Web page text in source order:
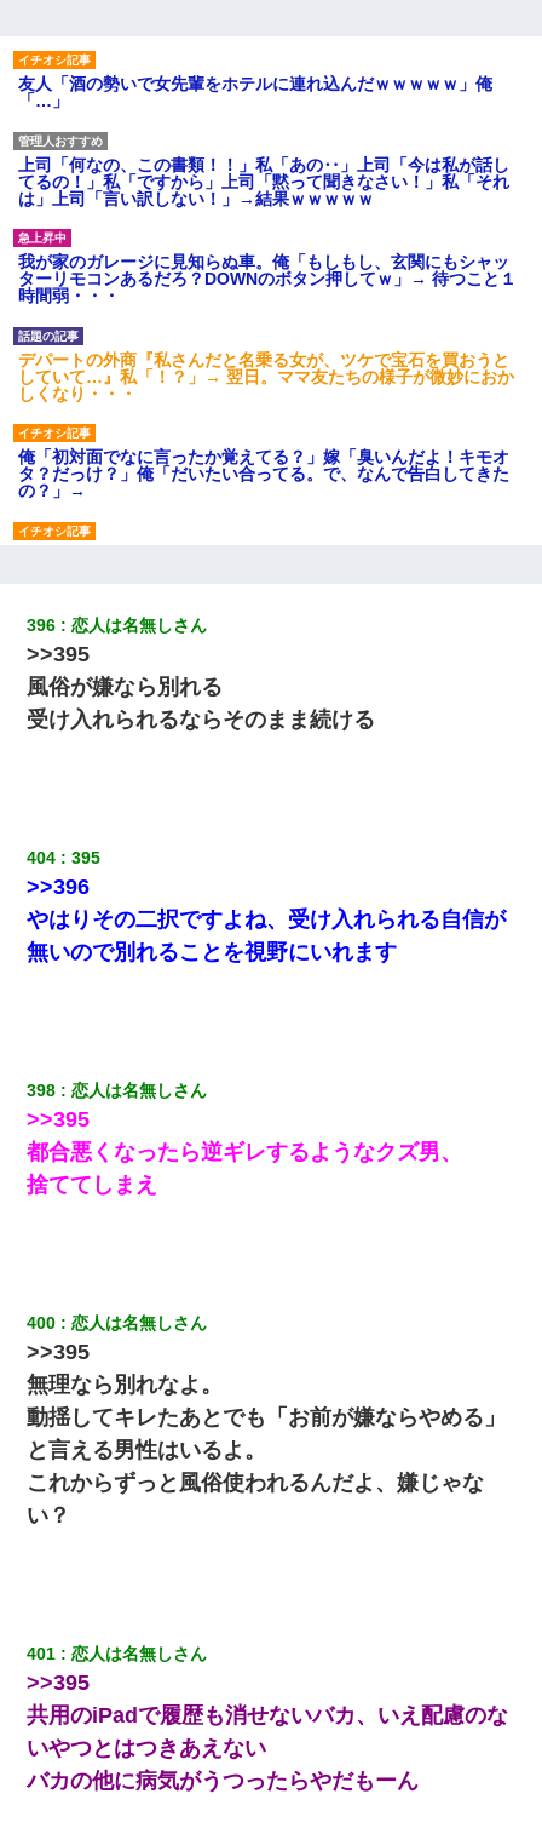
友人「酒の勢いで女先輩をホテルに連れ込んだｗｗｗｗｗ」俺
「…」
上司「何なの、この書類！！」私「あの‥」上司「今は私が話し
てるの！」私「ですから」上司「黙って聞きなさい！」私「それ
は」上司「言い訳しない！」→結果ｗｗｗｗｗ
我が家のガレージに見知らぬ車。俺「もしもし、玄関にもシャッ
ターリモコンあるだろ？DOWNのボタン押してｗ」→ 待つこと１
時間弱・・・
デパートの外商『私さんだと名乗る女が、ツケで宝石を買おうと
していて…』私「！？」→ 翌日。ママ友たちの様子が微妙におか
しくなり・・・
俺「初対面でなに言ったか覚えてる？」嫁「臭いんだよ！キモオ
タ？だっけ？」俺「だいたい合ってる。で、なんで告白してきた
の？」→
｢昨日はお兄ちゃんと一緒にお風呂に入っちゃった～｣とか毎日兄
の話をしていたA子が事故で亡くなった。→Ａ子のお母さんの話に
子供の頃、母の弟にイタズラされてて中学に入ってから関係を持
リしてた
【まぬけ】夫「離婚だ！」私「わかった。で？」夫「慰謝料
だ！」私「いいけど弁護士通して。私も請求する」夫「」
夫に癌の余命宣告。その闘病中に長女から信じられない言葉を受
朝起きたら嫁がいなかった。俺（嫁も嫁実家も電話に出ない…不
安だ）→ 仕事を早退して帰宅すると、嫁と嫁両親と知らない男が
体中に赤い蕁麻疹みたいなのができて、皮膚科にいったら「ジベ
ル薔薇色ひこう疹」という症状だと言われた
嘘をついてフリン旅行へ出かけた嫁→翌日、嫁「ただいま～」旦
那「娘がシんだよ。何度も連絡したのに…」嫁「えっ」→なん
と・・・
嫁を半身不随にしやがった恨みは、正直こんなもんじゃ晴れな
い）
ナンパにほいほい付いていった私、地獄に落ちる
妻「ずっと好きだった人と一緒になりたいから、わかれてくださ
396 恋人は名無しさん
>>395
風俗が嫌なら別れる
受け入れられるならそのまま続ける
404 395
>>396
やはりその二択ですよね、受け入れられる自信が
無いので別れることを視野にいれます
398 恋人は名無しさん
>>395
都合悪くなったら逆ギレするようなクズ男、
捨ててしまえ
400 恋人は名無しさん
>>395
無理なら別れなよ。
動揺してキレたあとでも「お前が嫌ならやめる」
と言える男性はいるよ。
これからずっと風俗使われるんだよ、嫌じゃな
い？
401 恋人は名無しさん
>>395
共用のiPadで履歴も消せないバカ、いえ配慮のな
いやつとはつきあえない
バカの他に病気がうつったらやだもーん